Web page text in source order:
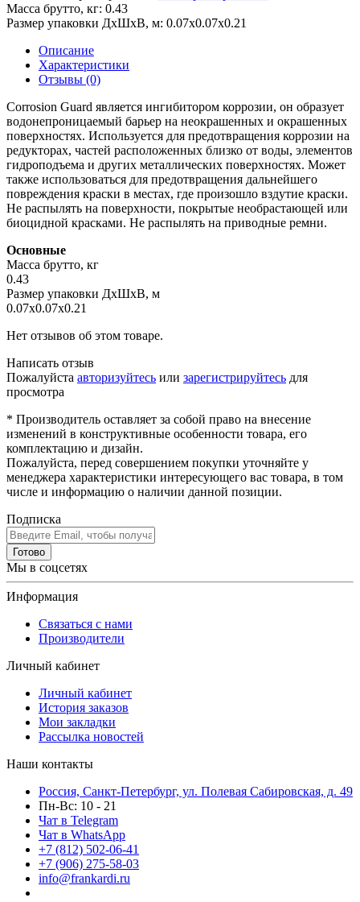
Масса брутто, кг: 0.43
Размер упаковки ДхШхВ, м: 0.07x0.07x0.21
Описание
Характеристики
Отзывы (0)
Corrosion Guard является ингибитором коррозии, он образует
водонепроницаемый барьер на неокрашенных и окрашенных
поверхностях. Используется для предотвращения коррозии на
редукторах, частей расположенных близко от воды, элементов
гидроподъема и других металлических поверхностях. Может
также использоваться для предотвращения дальнейшего
повреждения краски в местах, где произошло вздутие краски.
Не распылять на поверхности, покрытые необрастающей или
биоцидной красками. Не распылять на приводные ремни.
Основные
Масса брутто, кг
0.43
Размер упаковки ДхШхВ, м
0.07x0.07x0.21
Нет отзывов об этом товаре.
Написать отзыв
Пожалуйста авторизуйтесь или зарегистрируйтесь для
просмотра
* Производитель оставляет за собой право на внесение
изменений в конструктивные особенности товара, его
комплектацию и дизайн.
Пожалуйста, перед совершением покупки уточняйте у
менеджера характеристики интересующего вас товара, в том
числе и информацию о наличии данной позиции.
Подписка
Готово
Мы в соцсетях
Информация
Связаться с нами
Производители
Личный кабинет
Личный кабинет
История заказов
Мои закладки
Рассылка новостей
Наши контакты
Россия, Санкт-Петербург, ул. Полевая Сабировская, д. 49
Пн-Вс: 10 - 21
Чат в Telegram
Чат в WhatsApp
+7 (812) 502-06-41
+7 (906) 275-58-03
info@frankardi.ru